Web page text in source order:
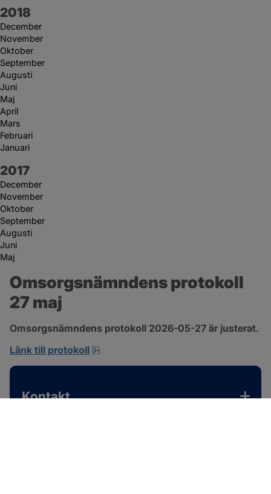
År:
2018
December
November
Oktober
September
Augusti
Juni
Maj
April
Mars
Februari
Januari
År:
2017
December
November
Oktober
September
Augusti
Juni
Maj
Omsorgsnämndens protokoll
27 maj
Omsorgsnämndens protokoll 2026-05-27 är justerat.
Länk till protokoll
Kontakt